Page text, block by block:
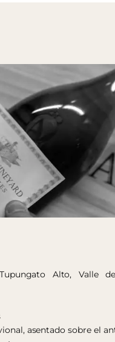
Alto, Valle
asentado sobre el